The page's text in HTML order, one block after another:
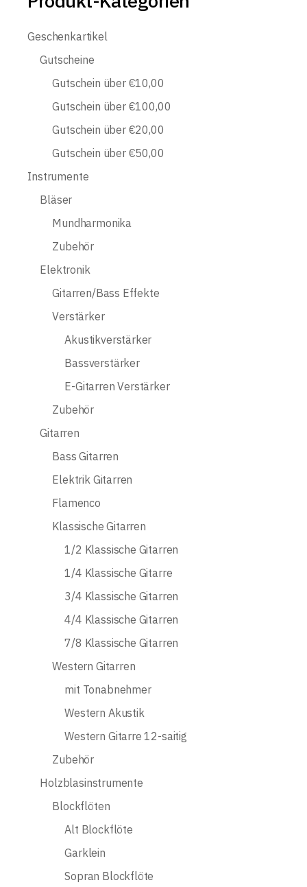
Geschenkartikel
Gutscheine
Gutschein über €10,00
Gutschein über €100,00
Gutschein über €20,00
Gutschein über €50,00
Instrumente
Bläser
Mundharmonika
Zubehör
Elektronik
Gitarren/Bass Effekte
Verstärker
Akustikverstärker
Bassverstärker
E-Gitarren Verstärker
Zubehör
Gitarren
Bass Gitarren
Elektrik Gitarren
Flamenco
Klassische Gitarren
1/2 Klassische Gitarren
1/4 Klassische Gitarre
3/4 Klassische Gitarren
4/4 Klassische Gitarren
7/8 Klassische Gitarren
Western Gitarren
mit Tonabnehmer
Western Akustik
Western Gitarre 12-saitig
Zubehör
Holzblasinstrumente
Blockflöten
Alt Blockflöte
Garklein
Sopran Blockflöte